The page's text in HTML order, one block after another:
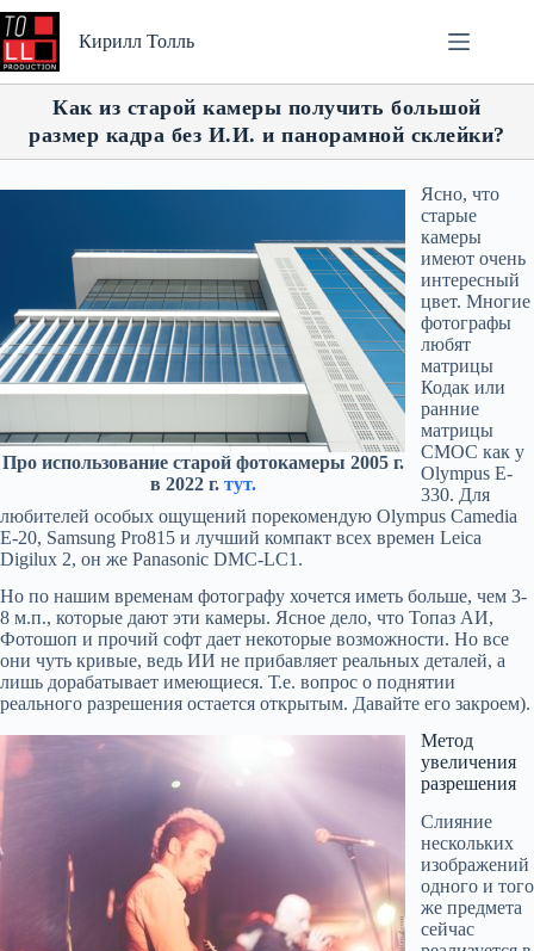
Перейти
к
Кирилл Толль
Как из старой камеры получить большой
размер кадра без И.И. и панорамной склейки?
Про использование старой фотокамеры 2005 г.
в 2022 г. тут.
Ясно, что
старые
камеры
имеют очень
интересный
цвет. Многие
фотографы
любят
матрицы
Кодак или
ранние
матрицы
СМОС как у
Olympus E-
330. Для
любителей особых ощущений порекомендую Olympus Camedia
E-20, Samsung Pro815 и лучший компакт всех времен Leica
Digilux 2, он же Panasonic DMC-LC1.
Но по нашим временам фотографу хочется иметь больше, чем 3-
8 м.п., которые дают эти камеры. Ясное дело, что Топаз АИ,
Фотошоп и прочий софт дает некоторые возможности. Но все
они чуть кривые, ведь ИИ не прибавляет реальных деталей, а
лишь дорабатывает имеющиеся. Т.е. вопрос о поднятии
реального разрешения остается открытым. Давайте его закроем).
Метод
увеличения
разрешения
Слияние
нескольких
изображений
одного и того
же предмета
сейчас